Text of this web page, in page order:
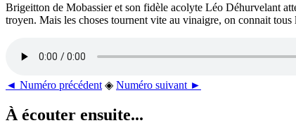
Brigeitton de Mobassier et son fidèle acolyte Léo Déhurvelant
troyen. Mais les choses tournent vite au vinaigre, on connait
◄ Numéro précédent ◈ Numéro suivant ►
À écouter ensuite...